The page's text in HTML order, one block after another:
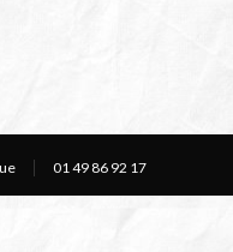
01 49 86 92 17